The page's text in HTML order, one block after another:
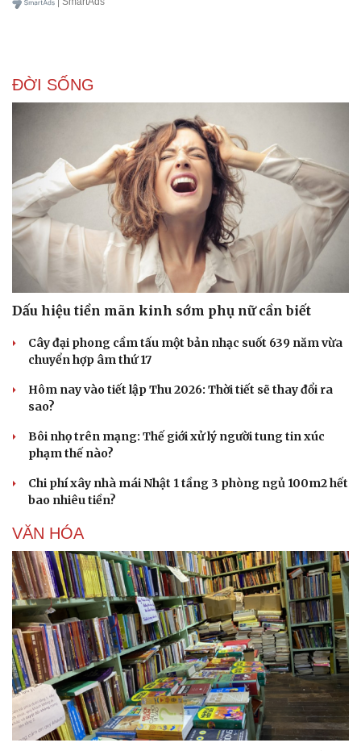
Doanh nghiệp
Thông tin doanh nghiệp
Doanh nghiệp 24h
Doanh nhân
Vì cộng đồng
Sành điệu
Tin Công nghệ
Trải nghiệm
Chuyển đổi số
ĐỜI SỐNG
Dấu hiệu tiền mãn kinh sớm phụ nữ cần biết
Cây đại phong cầm tấu một bản nhạc suốt 639 năm vừa
chuyển hợp âm thứ 17
Hôm nay vào tiết lập Thu 2026: Thời tiết sẽ thay đổi ra
sao?
Bôi nhọ trên mạng: Thế giới xử lý người tung tin xúc
phạm thế nào?
Chi phí xây nhà mái Nhật 1 tầng 3 phòng ngủ 100m2 hết
bao nhiêu tiền?
VĂN HÓA